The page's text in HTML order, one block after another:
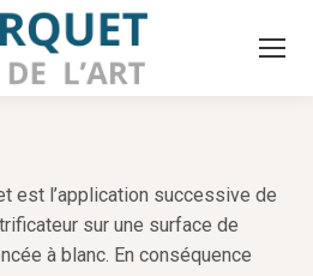
est l’application successive de
sur une surface de
à blanc. En conséquence